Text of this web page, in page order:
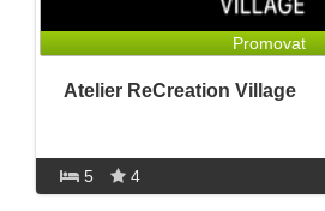
Promovat
Atelier ReCreation Village
5 4